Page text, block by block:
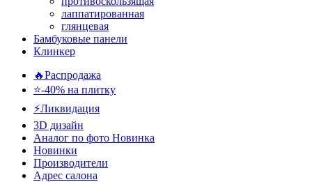
лаппатированная
глянцевая
Бамбуковые панели
Клинкер
🔥Распродажа
⭐-40% на плитку
⚡️Ликвидация
3D дизайн
Аналог по фото Новинка
Новинки
Производители
Адрес салона